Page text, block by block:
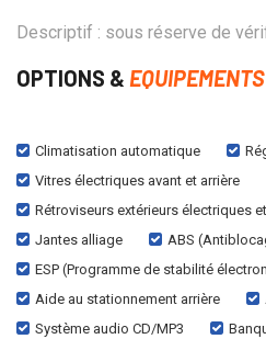
Descriptif : sous réserve de
OPTIONS & EQUIPEMENTS
Climatisation automatique
Vitres électriques avant et arrière
Rétroviseurs extérieurs électriques
Jantes alliage
ABS
ESP (Programme de stabilité
Aide au stationnement arrière
Système audio CD/MP3